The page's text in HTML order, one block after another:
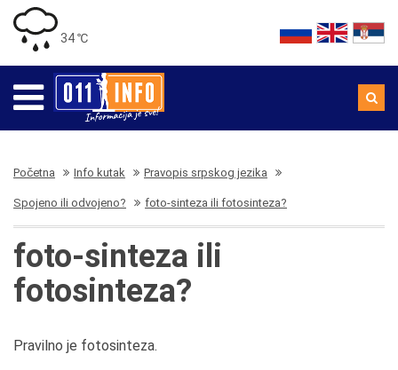
34 ℃
Početna Info kutak Pravopis srpskog jezika
Spojeno ili odvojeno? foto-sinteza ili fotosinteza?
foto-sinteza ili
fotosinteza?
Pravilno je fotosinteza.